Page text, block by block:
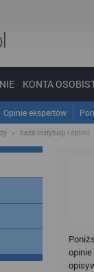
KONTA
Opinie ekspertów
» baza instytucji i opinii